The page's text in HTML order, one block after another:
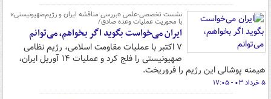
نشست تخصصی-علمی «بررسی مناقشه ایران و رژیم‌صهیونیستی»
با محوریت عملیات ‌وعده صادق/
ایران می‌خواست بگوید اگر بخواهم، می‌توانم
۷ اکتبر با عملیات مقاومت اسلامی، رژیم نظامی
صهیونیستی را فلج کرد و عملیات ۱۴ آوریل ایران،
هیمنه پوشالی این رژیم را فروریخت.
۵ خرداد ۰۳ - ۱۷:۰۵